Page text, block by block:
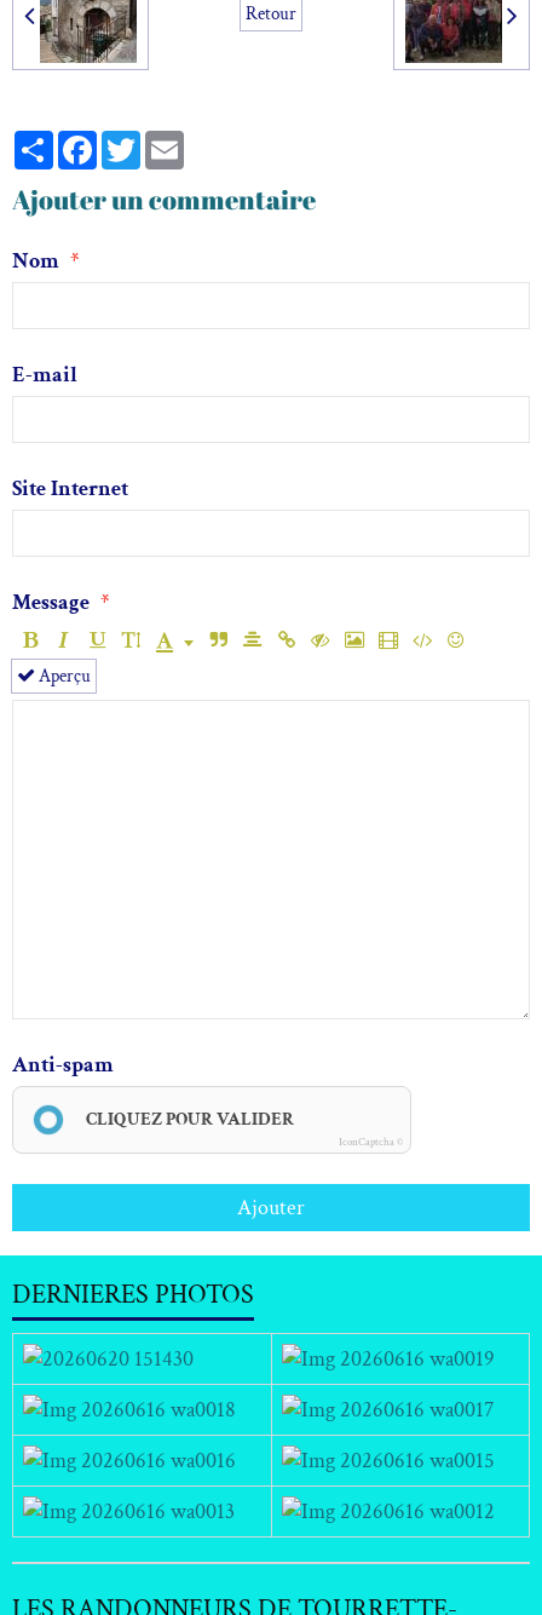
Retour
PartagerFacebook
Twitter
Ajouter un commentaire
Nom
E-mail
Site Internet
Message
Aperçu
Anti-spam
CLIQUEZ POUR VALIDER
IconCaptcha ©
Ajouter
DERNIERES PHOTOS